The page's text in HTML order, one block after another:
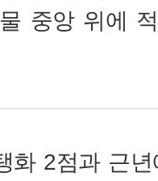
중앙 위에
화 2점과 근